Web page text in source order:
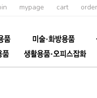
mypage cart order